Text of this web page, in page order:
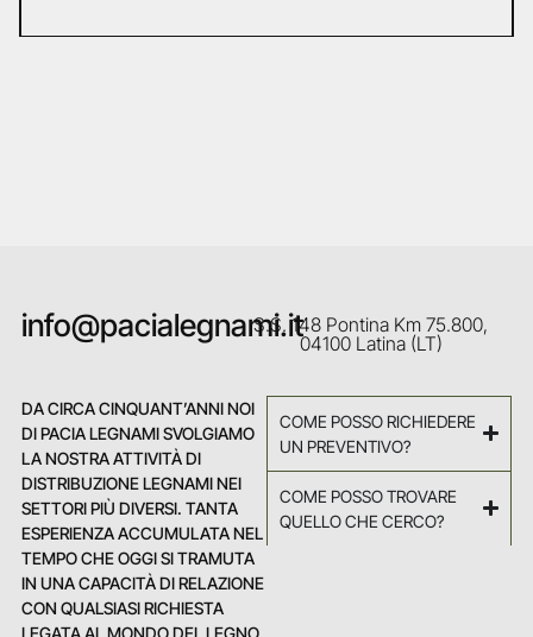
info@pacialegnami.itS.S. 148 Pontina Km 75.800,
04100 Latina (LT)
DA CIRCA CINQUANT’ANNI NOI
DI PACIA LEGNAMI SVOLGIAMO
LA NOSTRA ATTIVITÀ DI
DISTRIBUZIONE LEGNAMI NEI
SETTORI PIÙ DIVERSI. TANTA
ESPERIENZA ACCUMULATA NEL
TEMPO CHE OGGI SI TRAMUTA
IN UNA CAPACITÀ DI RELAZIONE
CON QUALSIASI RICHIESTA
LEGATA AL MONDO DEL LEGNO.
COME POSSO RICHIEDERE
UN PREVENTIVO?
COME POSSO TROVARE
QUELLO CHE CERCO?